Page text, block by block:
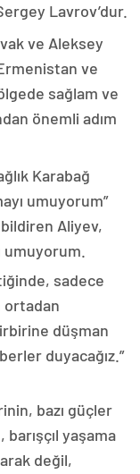
Lavrov’dur.
ve Aleksey
ve
sağlam ve
önemli adım
Karabağ
umuyorum”
bildiren Aliyev,
umuyorum.
sadece
ortadan
düşman
duyacağız.”
bazı güçler
yaşama
değil,